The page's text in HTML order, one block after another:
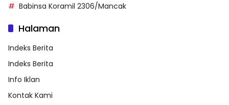
Babinsa Koramil 2306/Mancak
Halaman
Indeks Berita
Indeks Berita
Info Iklan
Kontak Kami